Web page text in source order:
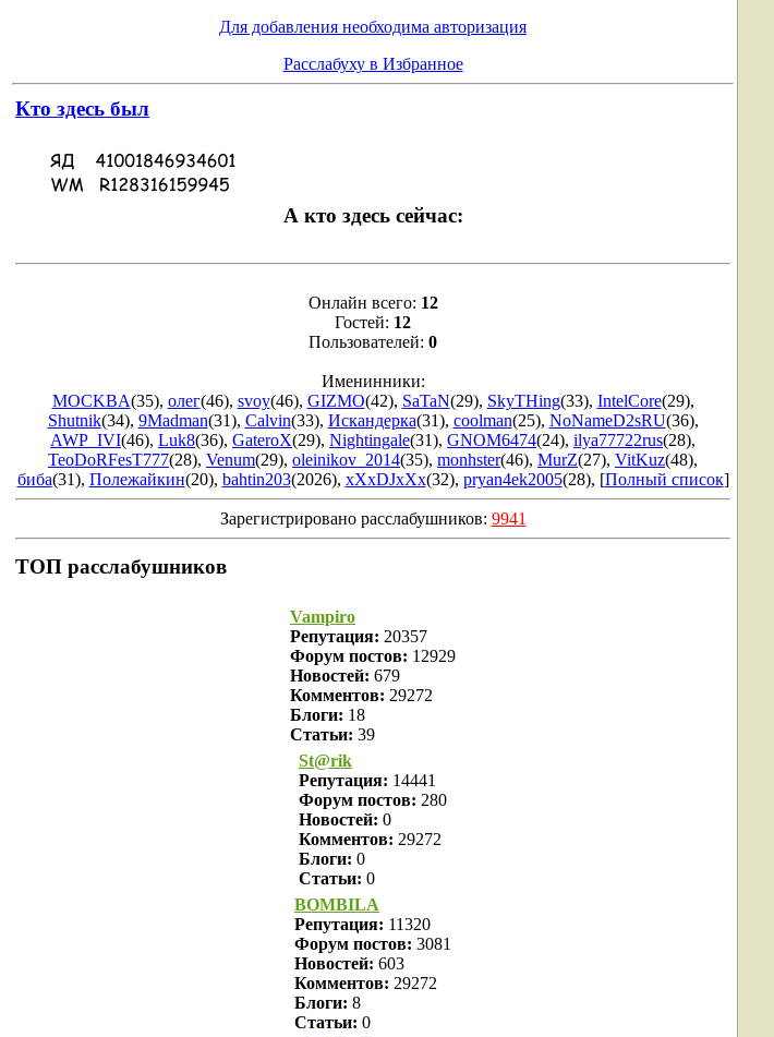
Для добавления необходима авторизация
Расслабуху в Избранное
Кто здесь был
А кто здесь сейчас:
Онлайн всего: 12
Гостей: 12
Пользователей: 0
Именинники:
MOCKBA(35), олег(46), svoy(46), GIZMO(42), SaTaN(29), SkyTHing(33), IntelCore(29),
Shutnik(34), 9Madman(31), Calvin(33), Искандерка(31), coolman(25), NoNameD2sRU(36),
AWP_IVI(46), Luk8(36), GateroX(29), Nightingale(31), GNOM6474(24), ilya77722rus(28),
TeoDoRFesT777(28), Venum(29), oleinikov_2014(35), monhster(46), MurZ(27), VitKuz(48),
биба(31), Полежайкин(20), bahtin203(2026), xXxDJxXx(32), pryan4ek2005(28), [Полный список]
Зарегистрировано расслабушников: 9941
ТОП расслабушников
Vampiro
Репутация: 20357
Форум постов: 12929
Новостей: 679
Комментов: 29272
Блоги: 18
Статьи: 39
St@rik
Репутация: 14441
Форум постов: 280
Новостей: 0
Комментов: 29272
Блоги: 0
Статьи: 0
BOMBILA
Репутация: 11320
Форум постов: 3081
Новостей: 603
Комментов: 29272
Блоги: 8
Статьи: 0